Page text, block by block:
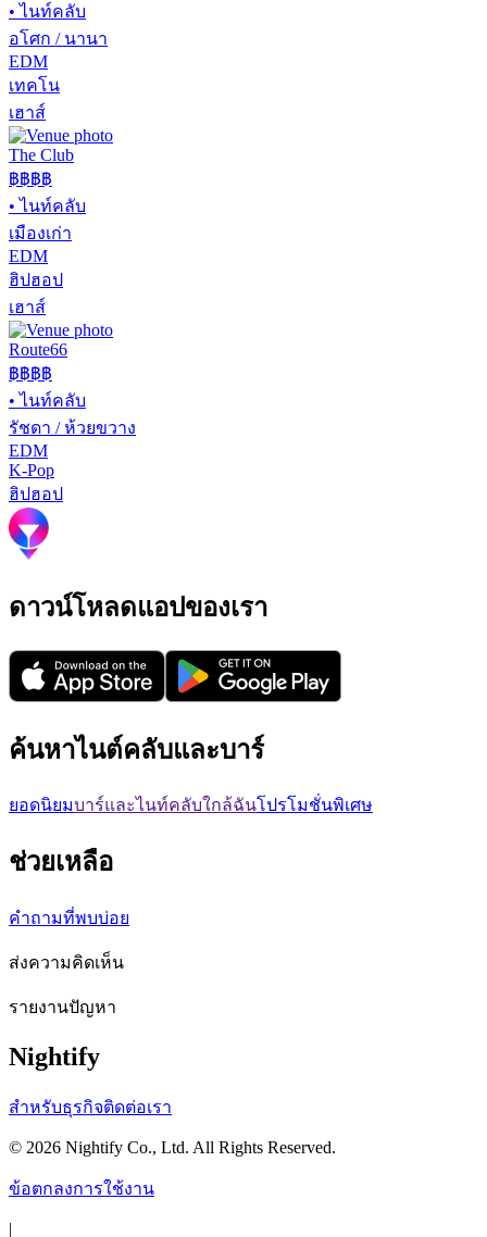
•ไนท์คลับ
อโศก / นานา
EDM
เทคโน
เฮาส์
The Club
฿฿฿฿
•ไนท์คลับ
เมืองเก่า
EDM
ฮิปฮอป
เฮาส์
Route66
฿฿฿฿
•ไนท์คลับ
รัชดา / ห้วยขวาง
EDM
K-Pop
ฮิปฮอป
ดาวน์โหลดแอปของเรา
ค้นหาไนต์คลับและบาร์
ยอดนิยมบาร์และไนท์คลับใกล้ฉันโปรโมชั่นพิเศษ
ช่วยเหลือ
คำถามที่พบบ่อย
ส่งความคิดเห็น
รายงานปัญหา
Nightify
สำหรับธุรกิจติดต่อเรา
© 2026 Nightify Co., Ltd. All Rights Reserved.
ข้อตกลงการใช้งาน
|